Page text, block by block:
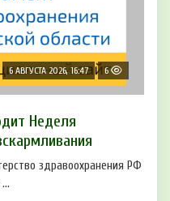
6 АВГУСТА 2026, 16:47 6
Неделя
здравоохранения РФ